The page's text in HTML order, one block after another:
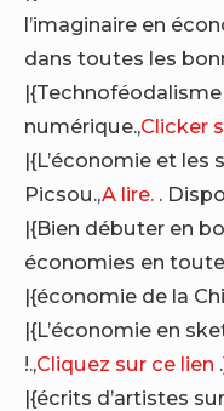
l’imaginaire en
dans toutes les
numérique.,Clicker
|{L’économie et les
Picsou.,A lire. .
|{Bien débuter en
économies en
|{économie de la
|{L’économie en
!.,Cliquez sur ce lien
|{écrits d’artistes